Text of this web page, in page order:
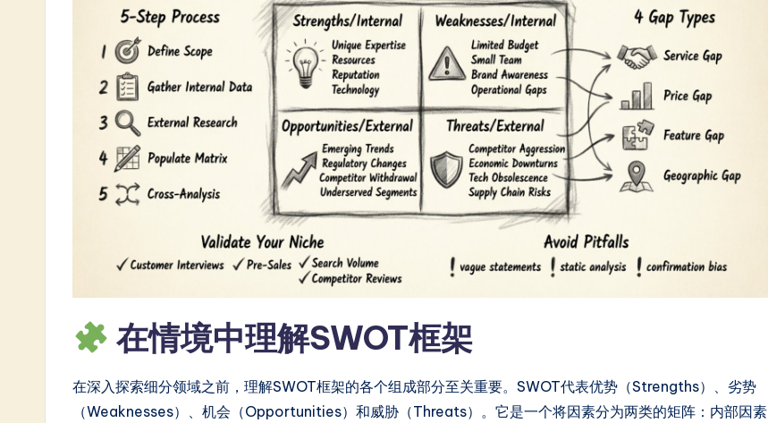
在情境中理解SWOT框架
在深入探索细分领域之前，理解SWOT框架的各个组成部分至关重要。SWOT代表优势（Strengths）、劣势
（Weaknesses）、机会（Opportunities）和威胁（Threats）。它是一个将因素分为两类的矩阵：内部因素